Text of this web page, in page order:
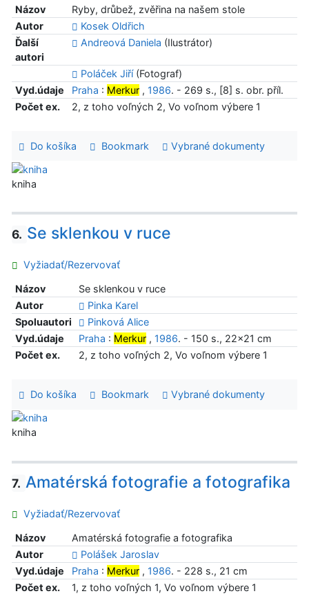
Názov
Ryby, drůbež, zvěřina na našem stole
Autor
Kosek Oldřich
Ďalší
autori
Andreová Daniela (Ilustrátor)
Poláček Jiří(Fotograf)
Vyd.údaje
Praha : Merkur, 1986. - 269 s., [8] s. obr. příl.
Počet ex.
2, z toho voľných 2, Vo voľnom výbere 1
Do košíka Bookmark Vybrané dokumenty
kniha
6. Se sklenkou v ruce
Vyžiadať/Rezervovať
Názov
Se sklenkou v ruce
Autor
Pinka Karel
Spoluautori
Pinková Alice
Vyd.údaje
Praha : Merkur, 1986. - 150 s., 22x21 cm
Počet ex.
2, z toho voľných 2, Vo voľnom výbere 1
Do košíka Bookmark Vybrané dokumenty
kniha
7. Amatérská fotografie a fotografika
Vyžiadať/Rezervovať
Názov
Amatérská fotografie a fotografika
Autor
Polášek Jaroslav
Vyd.údaje
Praha : Merkur, 1986. - 228 s., 21 cm
Počet ex.
1, z toho voľných 1, Vo voľnom výbere 1